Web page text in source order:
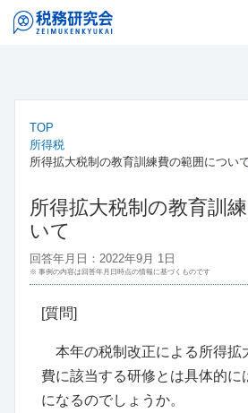
TOP
所得税
所得拡大税制の教育訓練費の範囲につい
所得拡大税制の教育訓
いて
回答年月日：2022年9月 1日
※ 事例の内容は回答年月日時点の情報に基づくものです
[質問]
本年の税制改正による所得拡
費に該当する研修とは具体的に
になるのでしょうか。